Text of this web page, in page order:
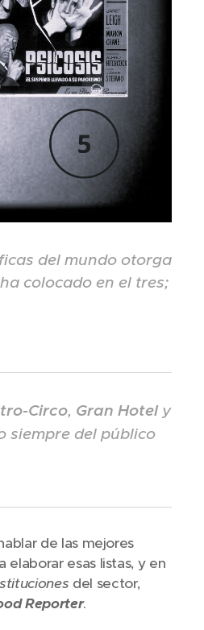
del mundo otorga
colocado en el tres;
Circo, Gran Hotely
siempre del público
de las mejores
esas listas, y en
del sector,
Reporter.